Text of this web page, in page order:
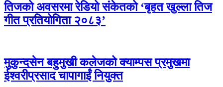
तिजको अवसरमा रेडियो संकेतको ‘बृहत खुल्ला तिज
गीत प्रतियोगिता २०८३’
मुकुन्दसेन बहुमुखी कलेजको क्याम्पस प्रमुखमा
ईश्वरीप्रसाद चापागाईं नियुक्त